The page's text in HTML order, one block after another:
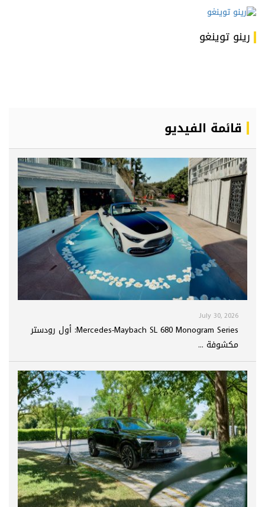
رينو توينغو
قائمة الفيديو
July 30, 2026
Mercedes-Maybach SL 680 Monogram Series: أول رودستر
مكشوفة ...